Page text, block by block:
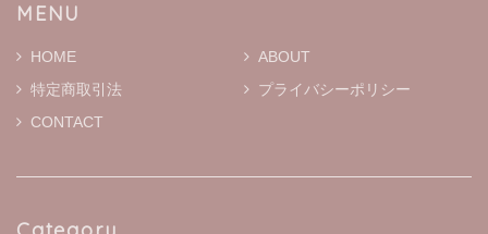
MENU
HOME
ABOUT
特定商取引法
プライバシーポリシー
CONTACT